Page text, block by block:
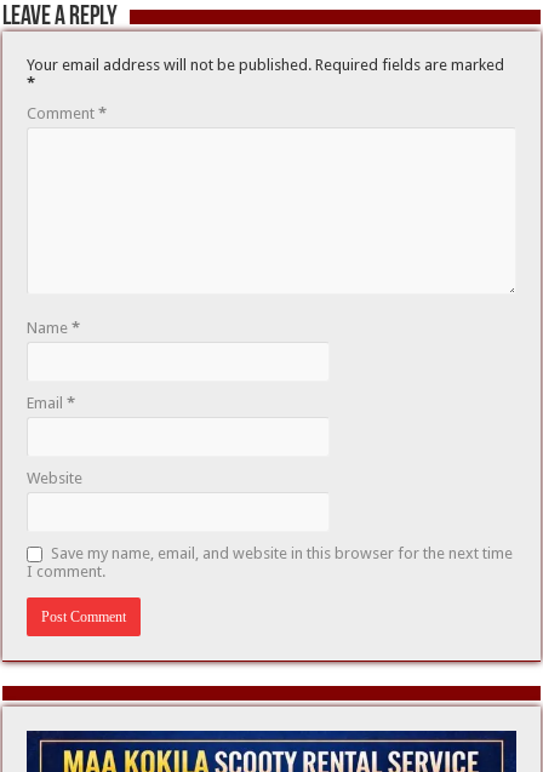
Leave a Reply
Your email address will not be published. Required fields are marked
*
Comment*
Name*
Email*
Website
Save my name, email, and website in this browser for the next time
I comment.